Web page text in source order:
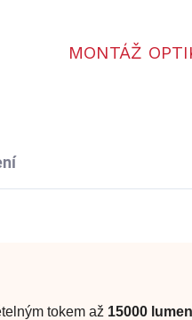
MONTÁŽ
tokem až 15000